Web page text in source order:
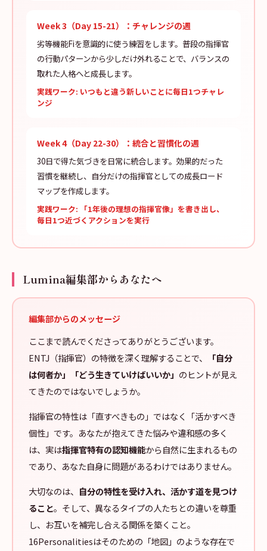
Week 3（Day 15-21）：チャレンジの週
劣等機能Fiを意識的に使う練習をします。普段の指揮官
の行動パターンから少しだけ外れることで、バランスの
取れた人格へと成長します。
実践ワーク: いつもと違う新しいことに毎日1つチャレ
ンジ
Week 4（Day 22-30）：統合と習慣化の週
30日で得た気づきを日常に統合します。効果的だった
習慣を継続し、自分だけの指揮官としての成長ロード
マップを作成します。
実践ワーク: 「1年後の理想の指揮官像」を書き出し、
毎日1つ近づくアクションを実行
Lumina編集部からあなたへ
編集部からのメッセージ
ここまで読んでくださってありがとうございます。
ENTJ（指揮官）の特徴を深く理解することで、
「自分
は何者か」「どう生きていけばいいか」 のヒントが見え
てきたのではないでしょうか。
指揮官の特性は「直すべきもの」ではなく「活かすべき
個性」です。あなたが抱えてきた悩みや違和感の多く
は、実は指揮官特有の認知機能から自然に生まれるもの
であり、あなた自身に問題があるわけではありません。
大切なのは、 自分の特性を受け入れ、活かす道を見つけ
ること。そして、異なるタイプの人たちとの違いを尊重
し、お互いを補完し合える関係を築くこと。
16Personalitiesはそのための「地図」のような存在で